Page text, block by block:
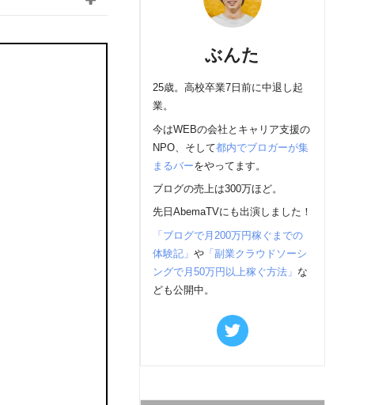
ぶんた
25歳。高校卒業7日前に中退し起
業。
今はWEBの会社とキャリア支援の
NPO、そして都内でブロガーが集
まるバーをやってます。
ブログの売上は300万ほど。
先日AbemaTVにも出演しました！
「ブログで月200万円稼ぐまでの
体験記」 や「副業クラウドソーシ
ングで月50万円以上稼ぐ方法」 な
ども公開中。